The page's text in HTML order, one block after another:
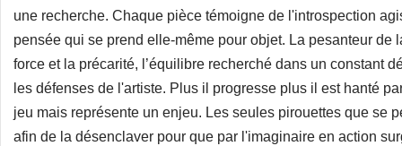
une recherche. Chaque pièce témoigne de l'introspection
pensée qui se prend elle-même pour objet. La pesanteur
force et la précarité, l’équilibre recherché dans un constant
les défenses de l'artiste. Plus il progresse plus il est hanté
jeu mais représente un enjeu. Les seules pirouettes que se
afin de la désenclaver pour que par l'imaginaire en action